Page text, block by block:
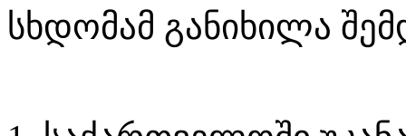
სხდომამ განიხილა